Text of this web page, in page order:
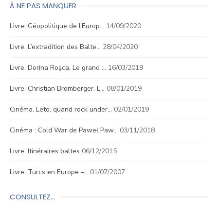
À NE PAS MANQUER
Livre. Géopolitique de l’Europ… 14/09/2020
Livre. L’extradition des Balte… 28/04/2020
Livre. Dorina Roşca, Le grand … 16/03/2019
Livre. Christian Bromberger, L… 08/01/2019
Cinéma. Leto, quand rock under… 02/01/2019
Cinéma : Cold War de Paweł Paw… 03/11/2018
Livre. Itinéraires baltes 06/12/2015
Livre. Turcs en Europe –… 01/07/2007
CONSULTEZ…